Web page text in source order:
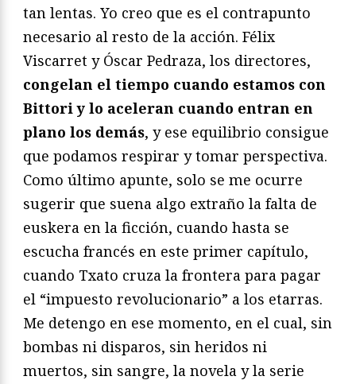
tan lentas. Yo creo que es el contrapunto
necesario al resto de la acción. Félix
Viscarret y Óscar Pedraza, los directores,
congelan el tiempo cuando estamos con
Bittori y lo aceleran cuando entran en
plano los demás, y ese equilibrio consigue
que podamos respirar y tomar perspectiva.
Como último apunte, solo se me ocurre
sugerir que suena algo extraño la falta de
euskera en la ficción, cuando hasta se
escucha francés en este primer capítulo,
cuando Txato cruza la frontera para pagar
el “impuesto revolucionario” a los etarras.
Me detengo en ese momento, en el cual, sin
bombas ni disparos, sin heridos ni
muertos, sin sangre, la novela y la serie